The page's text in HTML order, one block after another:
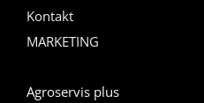
Kontakt
MARKETING
Agroservis plus